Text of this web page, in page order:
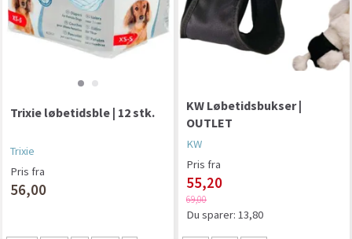
Trixie løbetidsble | 12 stk.
Trixie
Pris fra
56,00
KW Løbetidsbukser |
OUTLET
KW
Pris fra
55,20
69,00
Du sparer: 13,80